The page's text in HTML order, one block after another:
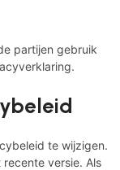
partijen gebruik
te wijzigen.
versie. Als